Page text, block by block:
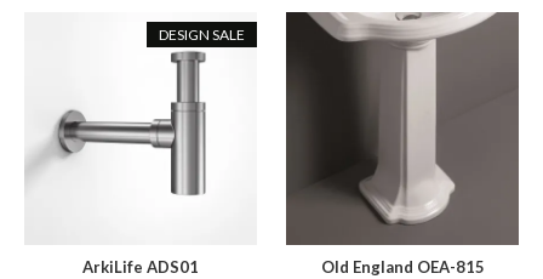
DESIGN SALE
ArkiLife ADS01 Old England OEA-815